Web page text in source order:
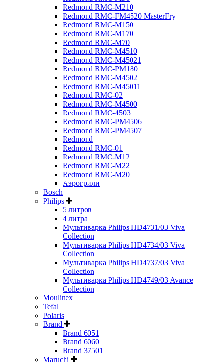
Redmond RMC-M210
Redmond RMC-FM4520 MasterFry
Redmond RMC-M150
Redmond RMC-M170
Redmond RMC-M70
Redmond RMC-M4510
Redmond RMC-M45021
Redmond RMC-PM180
Redmond RMC-M4502
Redmond RMC-M45011
Redmond RMC-02
Redmond RMC-M4500
Redmond RMC-4503
Redmond RMC-PM4506
Redmond RMC-PM4507
Redmond
Redmond RMC-01
Redmond RMC-M12
Redmond RMC-M22
Redmond RMC-M20
Аэрогрили
Bosch
Philips
5 литров
4 литра
Мультиварка Philips HD4731/03 Viva
Collection
Мультиварка Philips HD4734/03 Viva
Collection
Мультиварка Philips HD4737/03 Viva
Collection
Мультиварка Philips HD4749/03 Avance
Collection
Moulinex
Tefal
Polaris
Brand
Brand 6051
Brand 6060
Brand 37501
Maruchi